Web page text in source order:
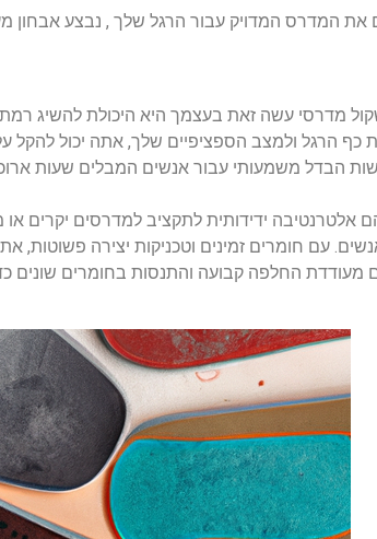
את המדרס המדויק עבור הרגל שלך , נבצע אבחון
מדרסי עשה זאת בעצמך היא היכולת להשיג רמת
כף הרגל ולמצב הספציפיים שלך, אתה יכול להקל
הבדל משמעותי עבור אנשים המבלים שעות
ידידותית לתקציב למדרסים יקרים
עם חומרים זמינים וטכניקות יצירה פשוטות,
מעודדת החלפה קבועה והתנסות בחומרים שונים